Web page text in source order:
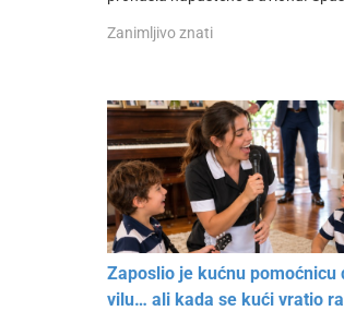
Zanimljivo znati
Zaposlio je kućnu pomoćnicu
vilu… ali kada se kući vratio